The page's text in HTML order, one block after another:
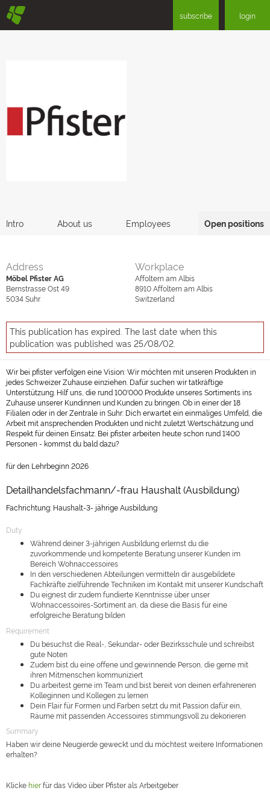
§ subscribe login
Intro About us Employees Open positions
Address
Möbel Pfister AG
Bernstrasse Ost 49
5034Suhr
Workplace
Affoltern am Albis
8910Affoltern am Albis
Switzerland
This publication has expired. The last date when this
publication was published was 25/08/02.
Wir bei pfister verfolgen eine Vision: Wir möchten mit unseren Produkten in
jedes Schweizer Zuhause einziehen. Dafür suchen wir tatkräftige
Unterstützung. Hilf uns, die rund 100'000 Produkte unseres Sortiments ins
Zuhause unserer Kundinnen und Kunden zu bringen. Ob in einer der 18
Filialen oder in der Zentrale in Suhr: Dich erwartet ein einmaliges Umfeld, die
Arbeit mit ansprechenden Produkten und nicht zuletzt Wertschätzung und
Respekt für deinen Einsatz. Bei pfister arbeiten heute schon rund 1'400
Personen - kommst du bald dazu?
für den Lehrbeginn 2026
Detailhandelsfachmann/-frau Haushalt (Ausbildung)
Fachrichtung: Haushalt-3- jährige Ausbildung
Duty
Während deiner 3-jährigen Ausbildung erlernst du die
zuvorkommende und kompetente Beratung unserer Kunden im
Bereich Wohnaccessoires
In den verschiedenen Abteilungen vermitteln dir ausgebildete
Fachkräfte zielführende Techniken im Kontakt mit unserer Kundschaft
Du eignest dir zudem fundierte Kenntnisse über unser
Wohnaccessoires-Sortiment an, da diese die Basis für eine
erfolgreiche Beratung bilden
Requirement
Du besuchst die Real-, Sekundar- oder Bezirksschule und schreibst
gute Noten
Zudem bist du eine offene und gewinnende Person, die gerne mit
ihren Mitmenschen kommuniziert
Du arbeitest gerne im Team und bist bereit von deinen erfahreneren
Kolleginnen und Kollegen zu lernen
Dein Flair für Formen und Farben setzt du mit Passion dafür ein,
Räume mit passenden Accessoires stimmungsvoll zu dekorieren
Summary
Haben wir deine Neugierde geweckt und du möchtest weitere Informationen
erhalten?
Klicke hierfür das Video über Pfister als Arbeitgeber